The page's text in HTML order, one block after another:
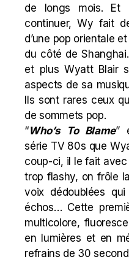
de longs mois. Et
continuer, Wy fait
d’une pop orientale et
du côté de
et plus Wyatt Blair
aspects de sa
Ils sont rares ceux
de sommets pop.
“Who’s To Blame”
série TV 80s que
coup-ci, il le fait
trop flashy, on frôle
voix dédoublées
échos… Cette
multicolore,
en lumières et en
refrains de 30